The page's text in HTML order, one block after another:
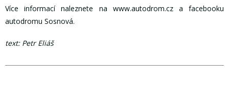
Více informací naleznete na www.autodrom.cz a facebooku
autodromu Sosnová.
text: Petr Eliáš